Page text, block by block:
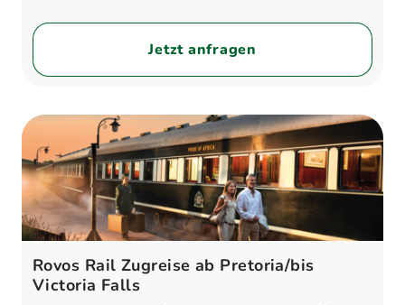
Jetzt anfragen
Rovos Rail Zugreise ab Pretoria/bis
Victoria Falls